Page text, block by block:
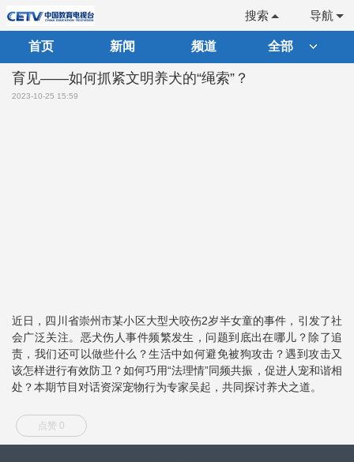
导航
搜索
首页 新闻 频道 全部
育见——如何抓紧文明养犬的“绳索”？
2023-10-25 15:59
近日，四川省崇州市某小区大型犬咬伤2岁半女童的事件，引发了社
会广泛关注。恶犬伤人事件频繁发生，问题到底出在哪儿？除了追
责，我们还可以做些什么？生活中如何避免被狗攻击？遇到攻击又
该怎样进行有效防卫？如何巧用“法理情”同频共振，促进人宠和谐相
处？本期节目对话资深宠物行为专家吴起，共同探讨养犬之道。
点赞 0